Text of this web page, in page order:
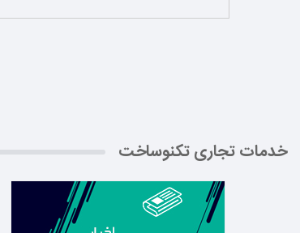
خدمات تجاری تکنوساخت